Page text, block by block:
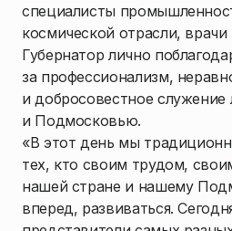
специалисты
космической отрасли, врачи
Губернатор лично
за профессионализм,
и добросовестное
и Подмосковью.
«В этот день мы
тех, кто своим трудом,
нашей стране и нашему
вперед, развиваться.